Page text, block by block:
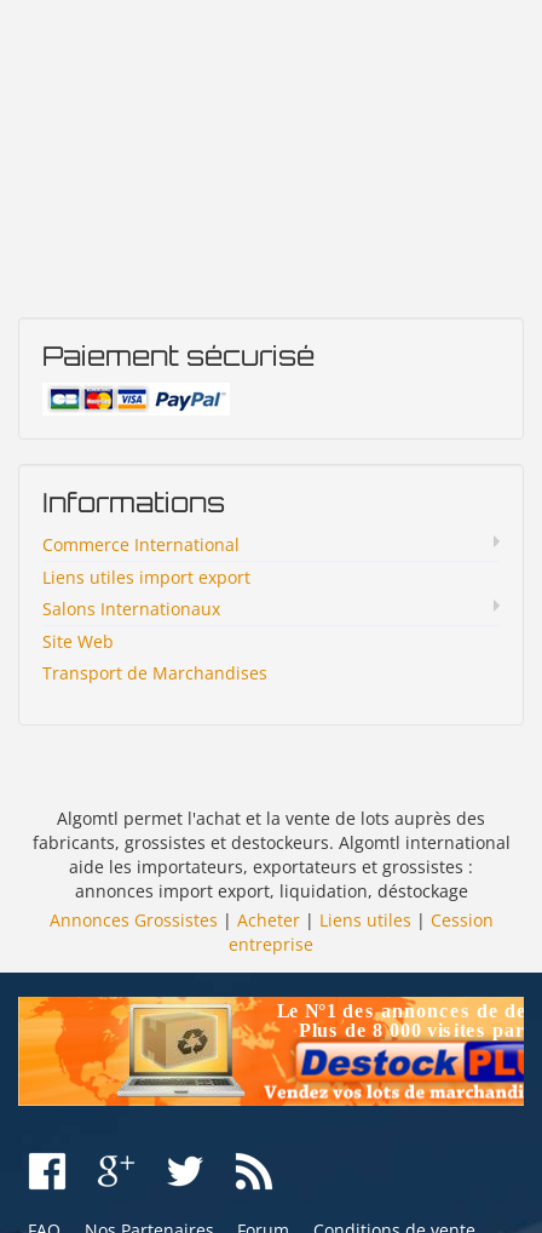
Paiement sécurisé
Informations
Commerce International
Liens utiles import export
Salons Internationaux
Site Web
Transport de Marchandises
Algomtl permet l'achat et la vente de lots auprès des
fabricants, grossistes et destockeurs. Algomtl international
aide les importateurs, exportateurs et grossistes :
annonces import export, liquidation, déstockage
Annonces Grossistes | Acheter| Liens utiles | Cession
entreprise